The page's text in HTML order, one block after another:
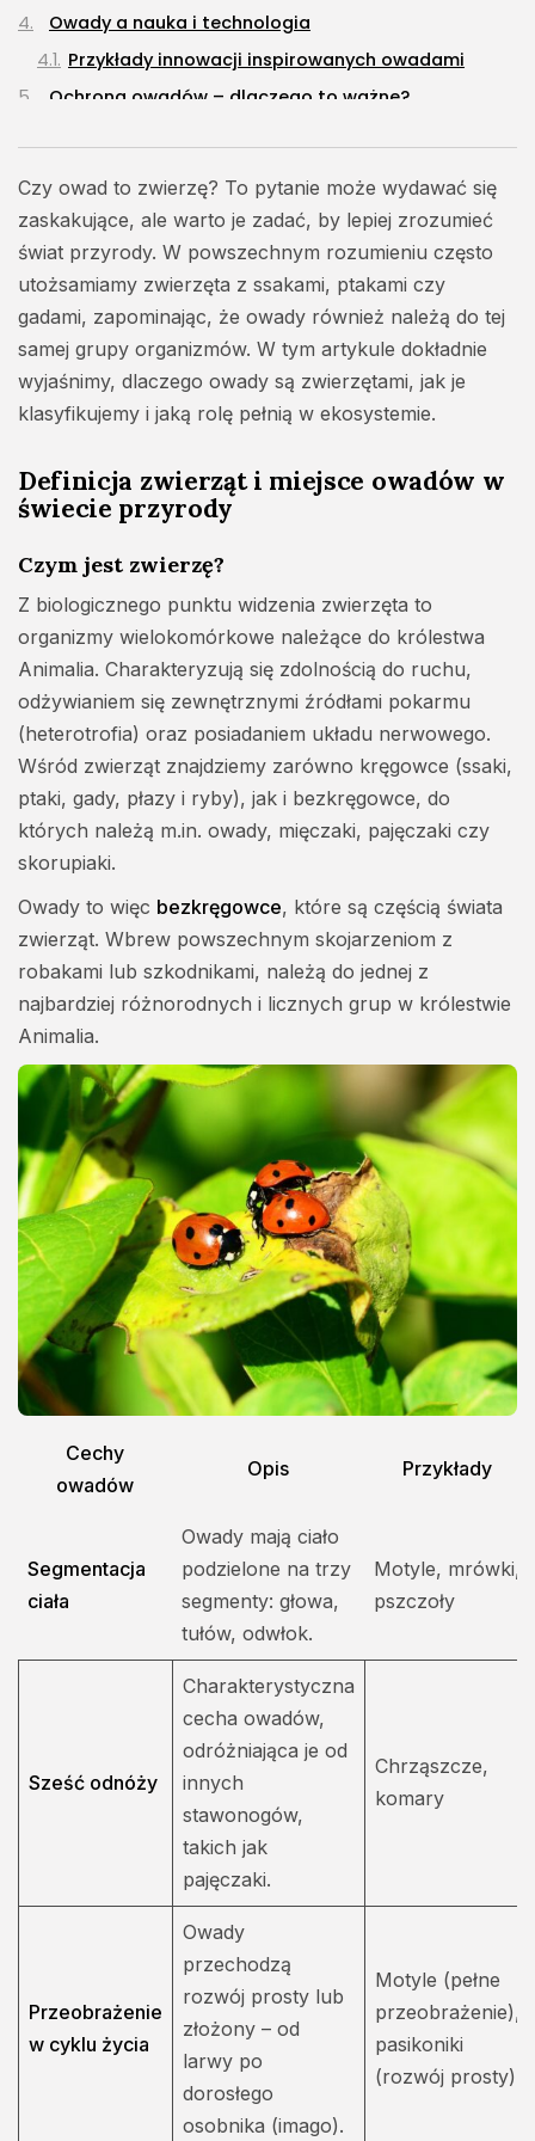
Natura i ekologia
Ciekawostki
26Artykuły
Czy owad to zwierzę? To pytanie może wydawać się
zaskakujące, ale warto je zadać, by lepiej zrozumieć
świat przyrody. W powszechnym rozumieniu często
utożsamiamy zwierzęta z ssakami, ptakami czy
gadami, zapominając, że owady również należą do tej
samej grupy organizmów. W tym artykule dokładnie
wyjaśnimy, dlaczego owady są zwierzętami, jak je
klasyfikujemy i jaką rolę pełnią w ekosystemie.
Definicja zwierząt i miejsce owadów w
świecie przyrody
Czym jest zwierzę?
Z biologicznego punktu widzenia zwierzęta to
organizmy wielokomórkowe należące do królestwa
Animalia. Charakteryzują się zdolnością do ruchu,
odżywianiem się zewnętrznymi źródłami pokarmu
(heterotrofia) oraz posiadaniem układu nerwowego.
Wśród zwierząt znajdziemy zarówno kręgowce (ssaki,
ptaki, gady, płazy i ryby), jak i bezkręgowce, do
których należą m.in. owady, mięczaki, pajęczaki czy
skorupiaki.
Owady to więc bezkręgowce, które są częścią świata
zwierząt. Wbrew powszechnym skojarzeniom z
robakami lub szkodnikami, należą do jednej z
najbardziej różnorodnych i licznych grup w królestwie
Animalia.
Cechy
owadów
Opis Przykłady
Segmentacja
ciała
Owady mają ciało
podzielone na trzy
segmenty: głowa,
tułów, odwłok.
Motyle, mrówki,
pszczoły
Sześć odnóży
Charakterystyczna
cecha owadów,
odróżniająca je od
innych
stawonogów,
takich jak
pajęczaki.
Chrząszcze,
komary
Przeobrażenie
w cyklu życia
Owady
przechodzą
rozwój prosty lub
złożony – od
larwy po
dorosłego
osobnika (imago).
Motyle (pełne
przeobrażenie),
pasikoniki
(rozwój prosty)
Owady a nauka i technologia
Przykłady innowacji inspirowanych owadami
Ochrona owadów – dlaczego to ważne?